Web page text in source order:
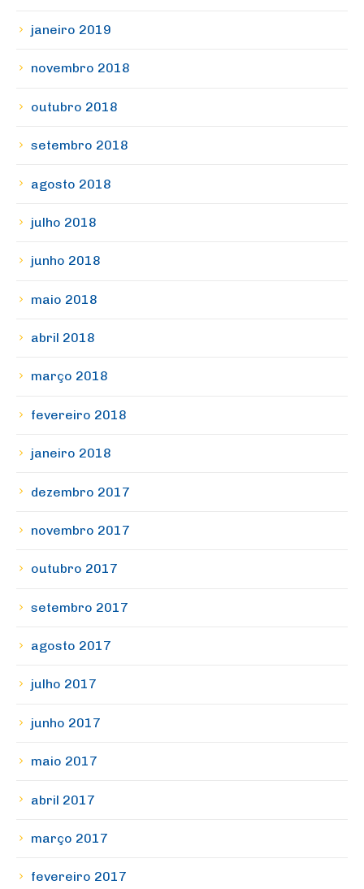
janeiro 2019
novembro 2018
outubro 2018
setembro 2018
agosto 2018
julho 2018
junho 2018
maio 2018
abril 2018
março 2018
fevereiro 2018
janeiro 2018
dezembro 2017
novembro 2017
outubro 2017
setembro 2017
agosto 2017
julho 2017
junho 2017
maio 2017
abril 2017
março 2017
fevereiro 2017